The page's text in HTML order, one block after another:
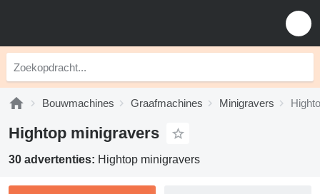
Bouwmachines Graafmachines Minigravers
Hightop minigravers
30 advertenties: Hightop minigravers